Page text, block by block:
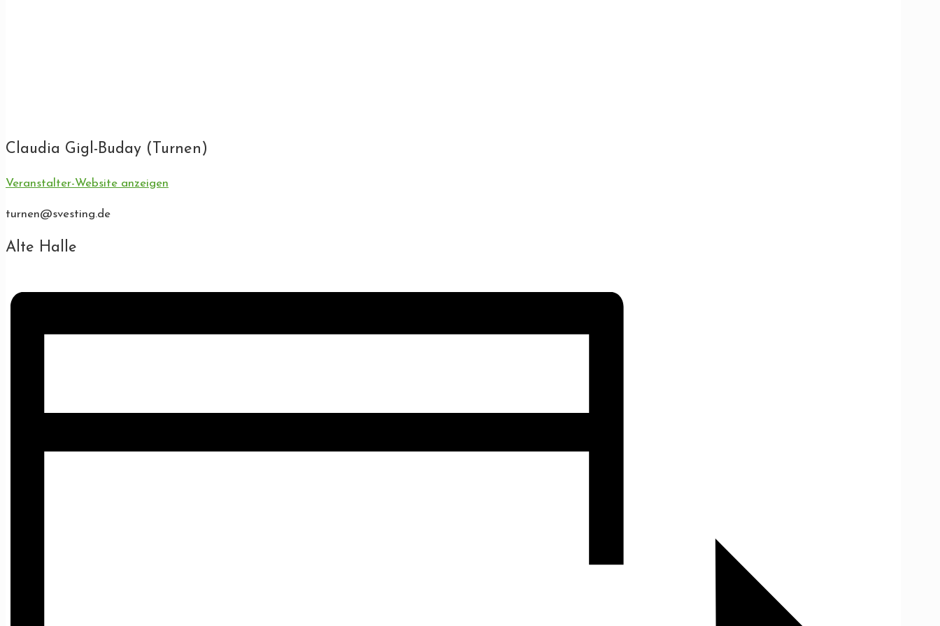
Claudia Gigl-Buday (Turnen)
Veranstalter-Website anzeigen
turnen@svesting.de
Alte Halle